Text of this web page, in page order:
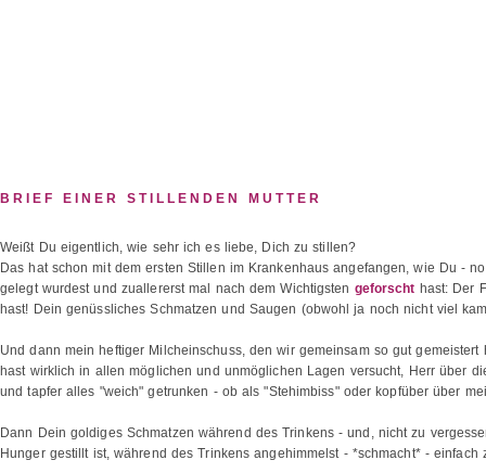
BRIEF EINER STILLENDEN MUTTER
Weißt Du eigentlich, wie sehr ich es liebe, Dich zu stillen?
Das hat schon mit dem ersten Stillen im Krankenhaus angefangen, wie Du -
gelegt wurdest und zuallererst mal nach dem Wichtigsten geforscht hast: Der
hast! Dein genüssliches Schmatzen und Saugen (obwohl ja noch nicht viel
Und dann mein heftiger Milcheinschuss, den wir gemeinsam so gut
hast wirklich in allen möglichen und unmöglichen Lagen versucht, Herr über
und tapfer alles "weich" getrunken - ob als "Stehimbiss" oder kopfüber über
Dann Dein goldiges Schmatzen während des Trinkens - und, nicht zu
Hunger gestillt ist, während des Trinkens angehimmelst - *schmacht* -